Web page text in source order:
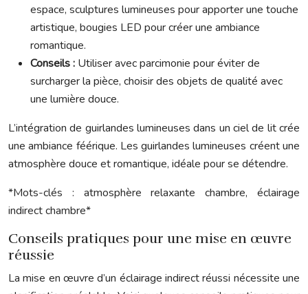
espace, sculptures lumineuses pour apporter une touche
artistique, bougies LED pour créer une ambiance
romantique.
Conseils : Utiliser avec parcimonie pour éviter de
surcharger la pièce, choisir des objets de qualité avec
une lumière douce.
L’intégration de guirlandes lumineuses dans un ciel de lit crée
une ambiance féérique. Les guirlandes lumineuses créent une
atmosphère douce et romantique, idéale pour se détendre.
*Mots-clés : atmosphère relaxante chambre, éclairage
indirect chambre*
Conseils pratiques pour une mise en œuvre
réussie
La mise en œuvre d’un éclairage indirect réussi nécessite une